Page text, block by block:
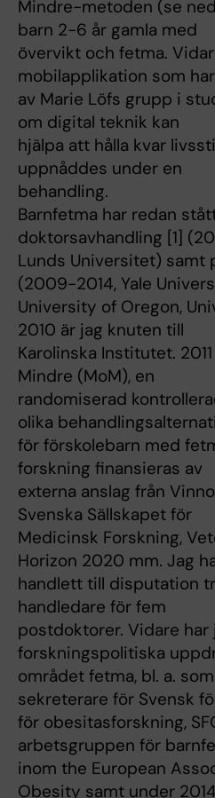
Mindre-metoden (se
barn 2-6 år gamla med
övervikt och fetma.
mobilapplikation som
av Marie Löfs grupp i
om digital teknik kan
hjälpa att hålla kvar
uppnåddes under en
behandling.
Barnfetma har redan
doktorsavhandling [1]
Lunds Universitet) samt
(2009-2014, Yale
University of Oregon,
2010 är jag knuten till
Karolinska Institutet.
Mindre (MoM), en
randomiserad
olika
för förskolebarn med
forskning finansieras av
externa anslag från
Svenska Sällskapet för
Medicinsk Forskning,
Horizon 2020 mm. Jag
handlett till disputation
handledare för fem
postdoktorer. Vidare har
forskningspolitiska
området fetma, bl. a.
sekreterare för Svensk
för obesitasforskning,
arbetsgruppen för
inom the European
Obesity samt under